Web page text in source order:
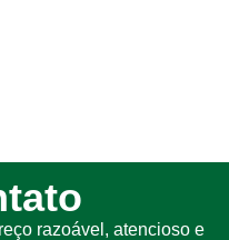
razoável, atencioso e